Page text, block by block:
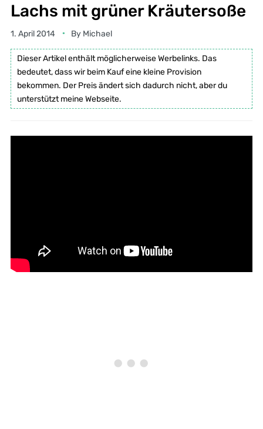
Lachs mit grüner Kräutersoße
1. April 2014 By Michael
Dieser Artikel enthält möglicherweise Werbelinks. Das
bedeutet, dass wir beim Kauf eine kleine Provision
bekommen. Der Preis ändert sich dadurch nicht, aber du
unterstützt meine Webseite.